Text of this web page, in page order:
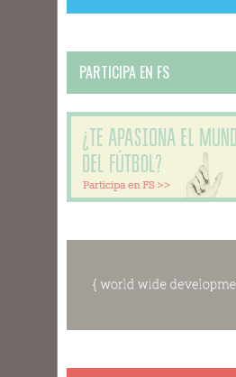
PARTICIPA EN FS